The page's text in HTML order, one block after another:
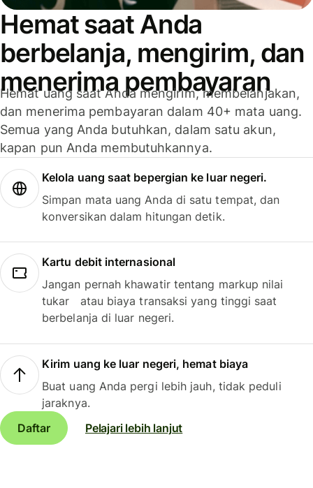
Hemat saat Anda
berbelanja, mengirim, dan
menerima pembayaran
Hemat uang saat Anda mengirim, membelanjakan,
dan menerima pembayaran dalam 40+ mata uang.
Semua yang Anda butuhkan, dalam satu akun,
kapan pun Anda membutuhkannya.
Kelola uang saat bepergian ke luar negeri.
Simpan mata uang Anda di satu tempat, dan
konversikan dalam hitungan detik.
Kartu debit internasional
Jangan pernah khawatir tentang markup nilai
tukar atau biaya transaksi yang tinggi saat
berbelanja di luar negeri.
Kirim uang ke luar negeri, hemat biaya
Buat uang Anda pergi lebih jauh, tidak peduli
jaraknya.
Daftar
Pelajari lebih lanjut